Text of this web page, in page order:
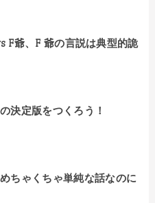
F爺、F 爺の言説は典型的詭
決定版をつくろう！
ちゃくちゃ単純な話なのに